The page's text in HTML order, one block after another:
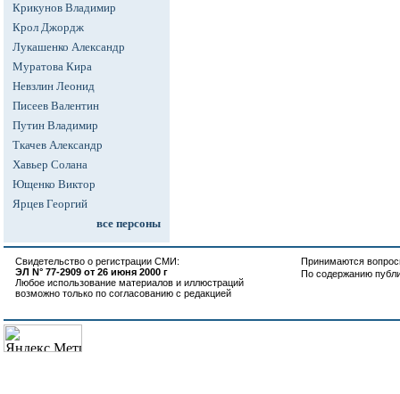
Крикунов Владимир
Крол Джордж
Лукашенко Александр
Муратова Кира
Невзлин Леонид
Писеев Валентин
Путин Владимир
Ткачев Александр
Хавьер Солана
Ющенко Виктор
Ярцев Георгий
все персоны
Свидетельство о регистрации СМИ:
ЭЛ N° 77-2909 от 26 июня 2000 г
Любое использование материалов и иллюстраций
возможно только по согласованию с редакцией
Принимаются
По содержанию